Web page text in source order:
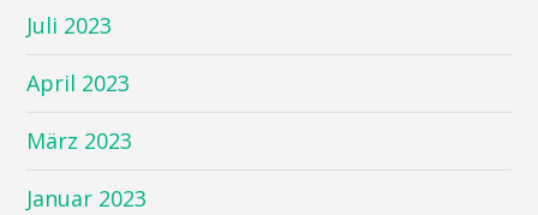
Juli 2023
April 2023
März 2023
Januar 2023